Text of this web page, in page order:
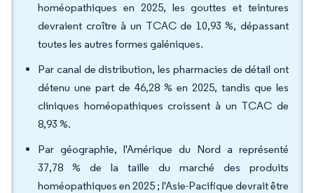
homéopathiques en 2025, les gouttes et teintures
devraient croître à un TCAC de 10,93 %, dépassant
toutes les autres formes galéniques.
Par canal de distribution, les pharmacies de détail ont
détenu une part de 46,28 % en 2025, tandis que les
cliniques homéopathiques croissent à un TCAC de
8,93 %.
Par géographie, l'Amérique du Nord a représenté
37,78 % de la taille du marché des produits
homéopathiques en 2025 ; l'Asie-Pacifique devrait être